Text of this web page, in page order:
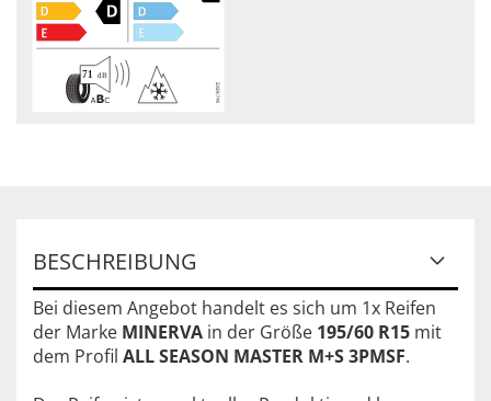
BESCHREIBUNG
Bei diesem Angebot handelt es sich um 1x Reifen
der Marke MINERVA in der Größe 195/60 R15 mit
dem Profil ALL SEASON MASTER M+S 3PMSF.